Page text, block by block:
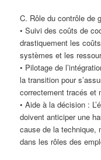
C. Rôle du contrôle de
• Suivi des coûts de
drastiquement les
systèmes et les
• Pilotage de
la transition pour
correctement tracés et
• Aide à la décision :
doivent anticiper une
cause de la technique,
dans les rôles des